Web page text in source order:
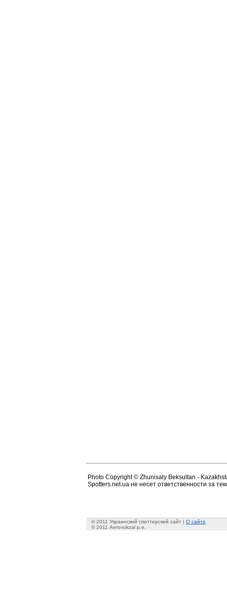
Photo Copyright © Zhunisaly Beksultan -
Spotters.net.ua не несет ответственности за
© 2011 Украинский споттерский сайт | О сайте
© 2011 Aerovokzal p.e.